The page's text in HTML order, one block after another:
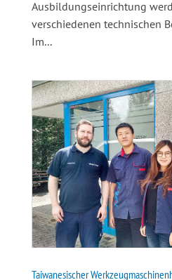
Ausbildungseinrichtung
verschiedenen technischen
Im...
Taiwanesischer